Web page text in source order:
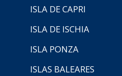
ISLA DE CAPRI
ISLA DE ISCHIA
ISLA PONZA
ISLAS BALEARES